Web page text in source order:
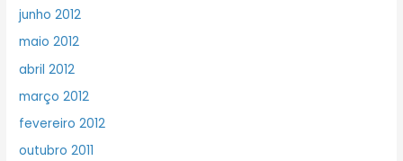
junho 2012
maio 2012
abril 2012
março 2012
fevereiro 2012
outubro 2011